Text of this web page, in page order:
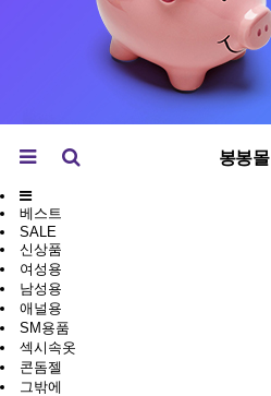
봉봉몰
베스트
SALE
신상품
여성용
남성용
애널용
SM용품
섹시속옷
콘돔젤
그밖에